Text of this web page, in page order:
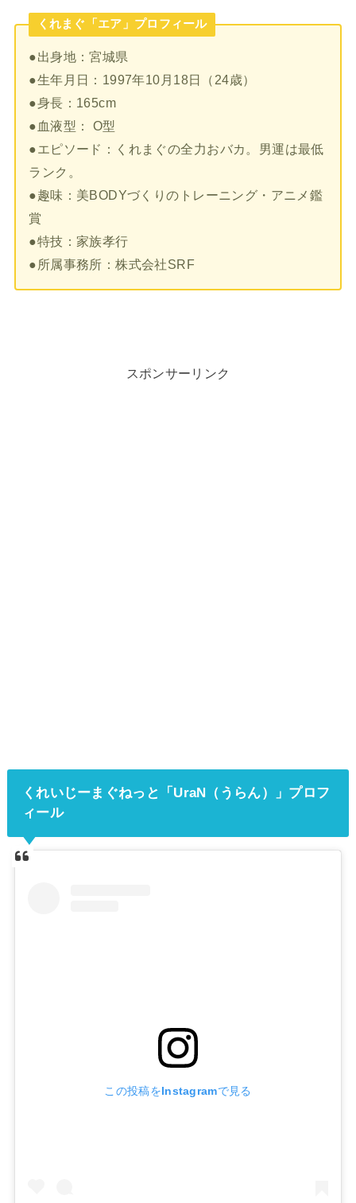
くれまぐ「エア」プロフィール
●出身地：宮城県
●生年月日：1997年10月18日（24歳）
●身長：165cm
●血液型： O型
●エピソード：くれまぐの全力おバカ。男運は最低
ランク。
●趣味：美BODYづくりのトレーニング・アニメ鑑
賞
●特技：家族孝行
●所属事務所：株式会社SRF
スポンサーリンク
くれいじーまぐねっと「UraN（うらん）」プロフ
ィール
この投稿をInstagramで見る